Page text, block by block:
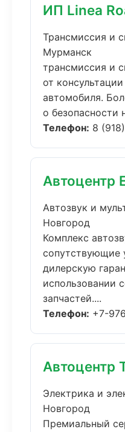
ИП Linea
Трансмиссия и
Мурманск
трансмиссия и
от
автомобиля.
о безопасности
Телефон: 8
Автоцентр
Автозвук и
Новгород
Комплекс
сопутствующие
дилерскую
использовании
запчастей....
Телефон: +7-
Автоцентр
Электрика и
Новгород
Премиальный